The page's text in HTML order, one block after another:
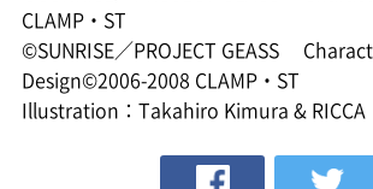
CLAMP・ST
©SUNRISE／PROJECT GEASS
Design©2006-2008 CLAMP・ST
Illustration：Takahiro Kimura & RICCA